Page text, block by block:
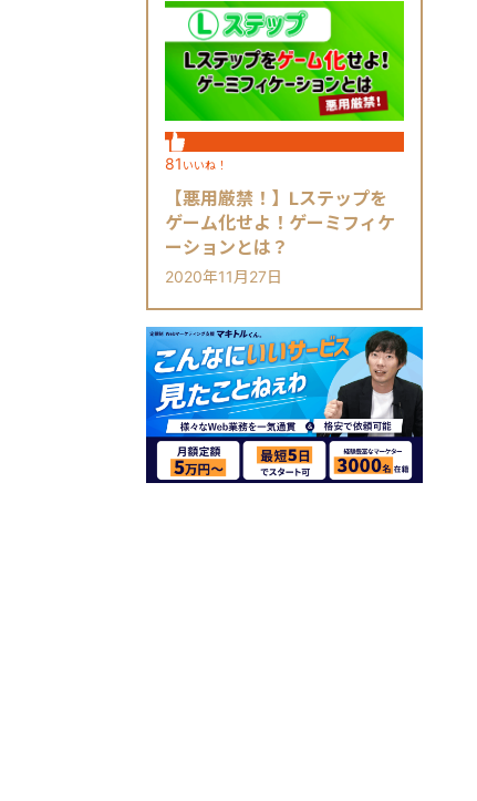
81 いいね！
【悪用厳禁！】Lステップを
ゲーム化せよ！ゲーミフィケ
ーションとは？
2020年11月27日